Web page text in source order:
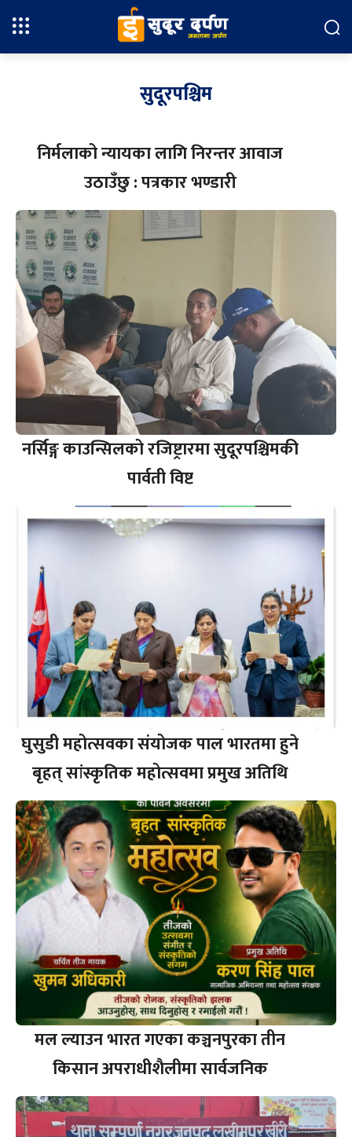
सुदूरपश्चिम
निर्मलाको न्यायका लागि निरन्तर आवाज
उठाउँछु : पत्रकार भण्डारी
नर्सिङ्ग काउन्सिलको रजिष्ट्रारमा सुदूरपश्चिमकी
पार्वती विष्ट
घुसुडी महोत्सवका संयोजक पाल भारतमा हुने
बृहत् सांस्कृतिक महोत्सवमा प्रमुख अतिथि
मल ल्याउन भारत गएका कञ्चनपुरका तीन
किसान अपराधीशैलीमा सार्वजनिक